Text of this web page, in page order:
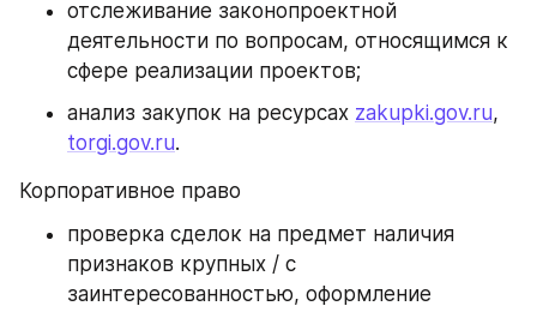
отслеживание законопроектной
деятельности по вопросам, относящимся к
сфере реализации проектов;
анализ закупок на ресурсах zakupki.gov.ru
torgi.gov.ru.
Корпоративное право
проверка сделок на предмет наличия
признаков крупных / с
заинтересованностью, оформление